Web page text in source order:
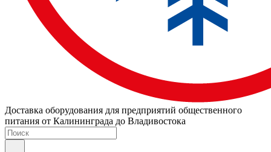
Доставка оборудования для предприятий общественного
питания от Калининграда до Владивостока